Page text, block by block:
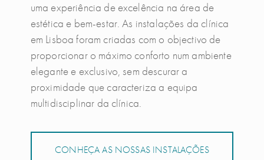
uma experiência de excelência na área de
estética e bem-estar. As instalações da clínica
em Lisboa foram criadas com o objectivo de
proporcionar o máximo conforto num ambiente
elegante e exclusivo, sem descurar a
proximidade que caracteriza a equipa
multidisciplinar da clínica.
CONHEÇA AS NOSSAS INSTALAÇÕES